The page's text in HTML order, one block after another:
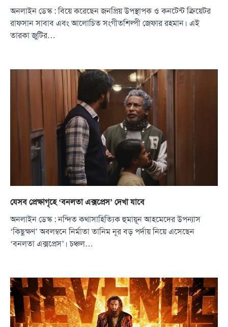
অনলাইন ডেস্ক : বিয়ে করেছেন জনপ্রিয় উপস্থাপক ও কনটেন্ট ক্রিয়েটর
রাফসান সাবাব এবং আলোচিত সংগীতশিল্পী জেফার রহমান। এই
তারকা জুটির…
যেসব প্রেক্ষাগৃহে ‘বনলতা এক্সপ্রেস’ দেখা যাবে
অনলাইন ডেস্ক : নন্দিত কথাসাহিত্যিক হুমায়ূন আহমেদের উপন্যাস
‘কিছুক্ষণ’ অবলম্বনে নির্মাতা তানিম নূর বড় পর্দায় নিয়ে এসেছেন
‘বনলতা এক্সপ্রেস’। চঞ্চল…